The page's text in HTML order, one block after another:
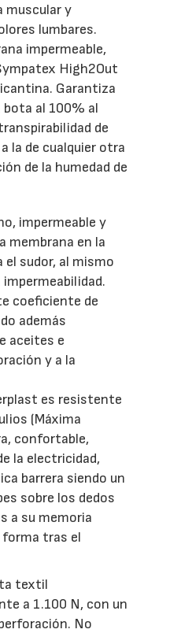
muscular y
lumbares.
impermeable,
High2Out
Garantiza
bota al 100% al
de
la de cualquier otra
de la humedad de
impermeable y
membrana en la
el sudor, al mismo
coeficiente de
además
aceites e
y a la
es resistente
(Máxima
confortable,
la electricidad,
barrera siendo un
sobre los dedos
a su memoria
forma tras el
textil
a 1.100 N, con un
No